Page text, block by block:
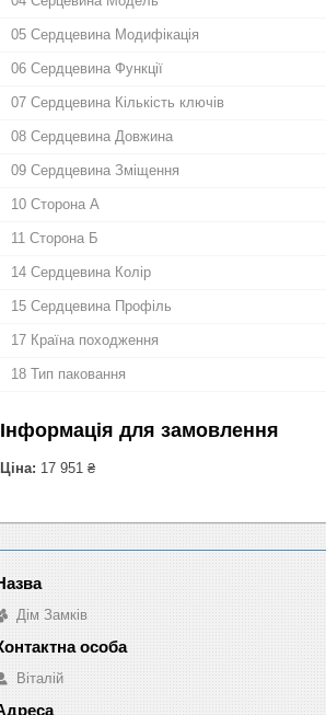
05 Сердцевина Модифікація
06 Сердцевина Функції
07 Сердцевина Кількість ключів
08 Сердцевина Довжина
09 Сердцевина Зміщення
10 Сторона А
11 Сторона Б
14 Сердцевина Колір
15 Сердцевина Профіль
17 Країна походження
18 Тип паковання
Інформація для замовлення
Ціна: 17 951 ₴
Дім Замків
Віталій